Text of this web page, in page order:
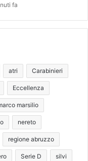
fa
atri Carabinieri
Eccellenza
marsilio
nereto
regione abruzzo
Serie D silvi